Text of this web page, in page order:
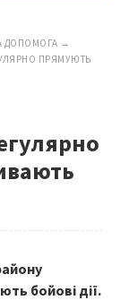
ДОПОМОГА →
ПРЯМУЮТЬ
бойові дії.